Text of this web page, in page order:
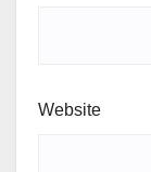
Website